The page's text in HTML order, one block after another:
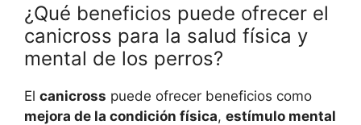
¿Qué beneficios puede ofrecer el
canicross para la salud física y
mental de los perros?
El canicross puede ofrecer beneficios como
mejora de la condición física, estímulo mental